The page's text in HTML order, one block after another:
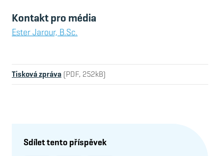
Kontakt pro média
Ester Jarour, B.Sc.
Tisková zpráva (PDF, 252kB)
Sdílet tento příspěvek